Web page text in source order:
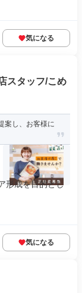
気になる
スタッフ/こめ
案し、お客様に
形成を目的とし
気になる